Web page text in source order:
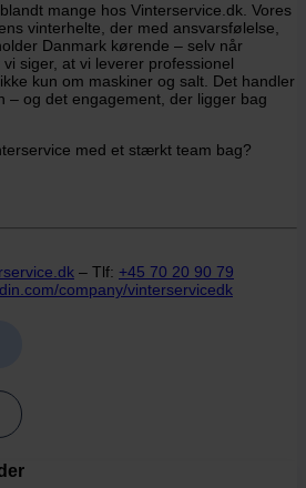
mange hos Vinterservice.dk. Vores
vinterhelte, der med ansvarsfølelse,
Danmark kørende – selv når
siger, at vi leverer professionel
kun om maskiner og salt. Det handler
– og det engagement, der ligger bag
med et stærkt team bag?
– Tlf: +45 70 20 90 79
company/vinterservicedk